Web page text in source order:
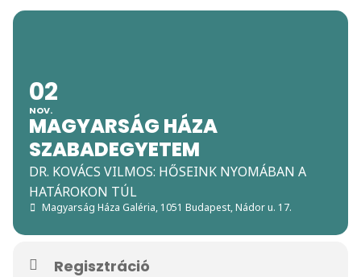
02
NOV.
MAGYARSÁG HÁZA
SZABADEGYETEM
DR. KOVÁCS VILMOS: HŐSEINK NYOMÁBAN A
HATÁROKON TÚL
Magyarság Háza Galéria, 1051 Budapest, Nádor u. 17.
Regisztráció